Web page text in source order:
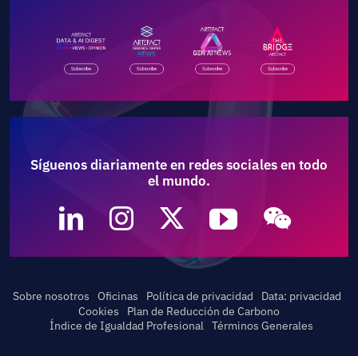
Síguenos diariamente en redes sociales en todo
el mundo.
Sobre nosotros Oficinas Política de privacidad
Data: privacidad
Cookies
Plan de Reducción de Carbono
Índice de Igualdad Profesional Términos Generales